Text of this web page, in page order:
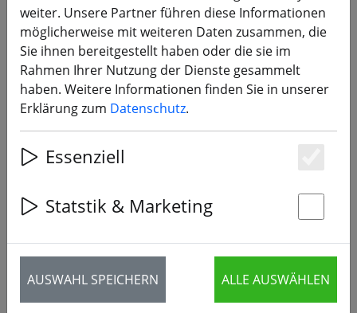
Sequre SQ-D60B Mini Lötkolben 12-
24V mit TS-I Lötspitze
weiter. Unsere Partner führen diese Informationen
möglicherweise mit weiteren Daten zusammen, die
Sie ihnen bereitgestellt haben oder die sie im
Rahmen Ihrer Nutzung der Dienste gesammelt
haben. Weitere Informationen finden Sie in unserer
Erklärung zum Datenschutz.
Essenziell
Statstik & Marketing
AUSWAHL SPEICHERN ALLE AUSWÄHLEN